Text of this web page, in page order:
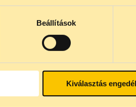
Beállítások
Kiválasztás
Eljárásokat
megváltoztassuk a